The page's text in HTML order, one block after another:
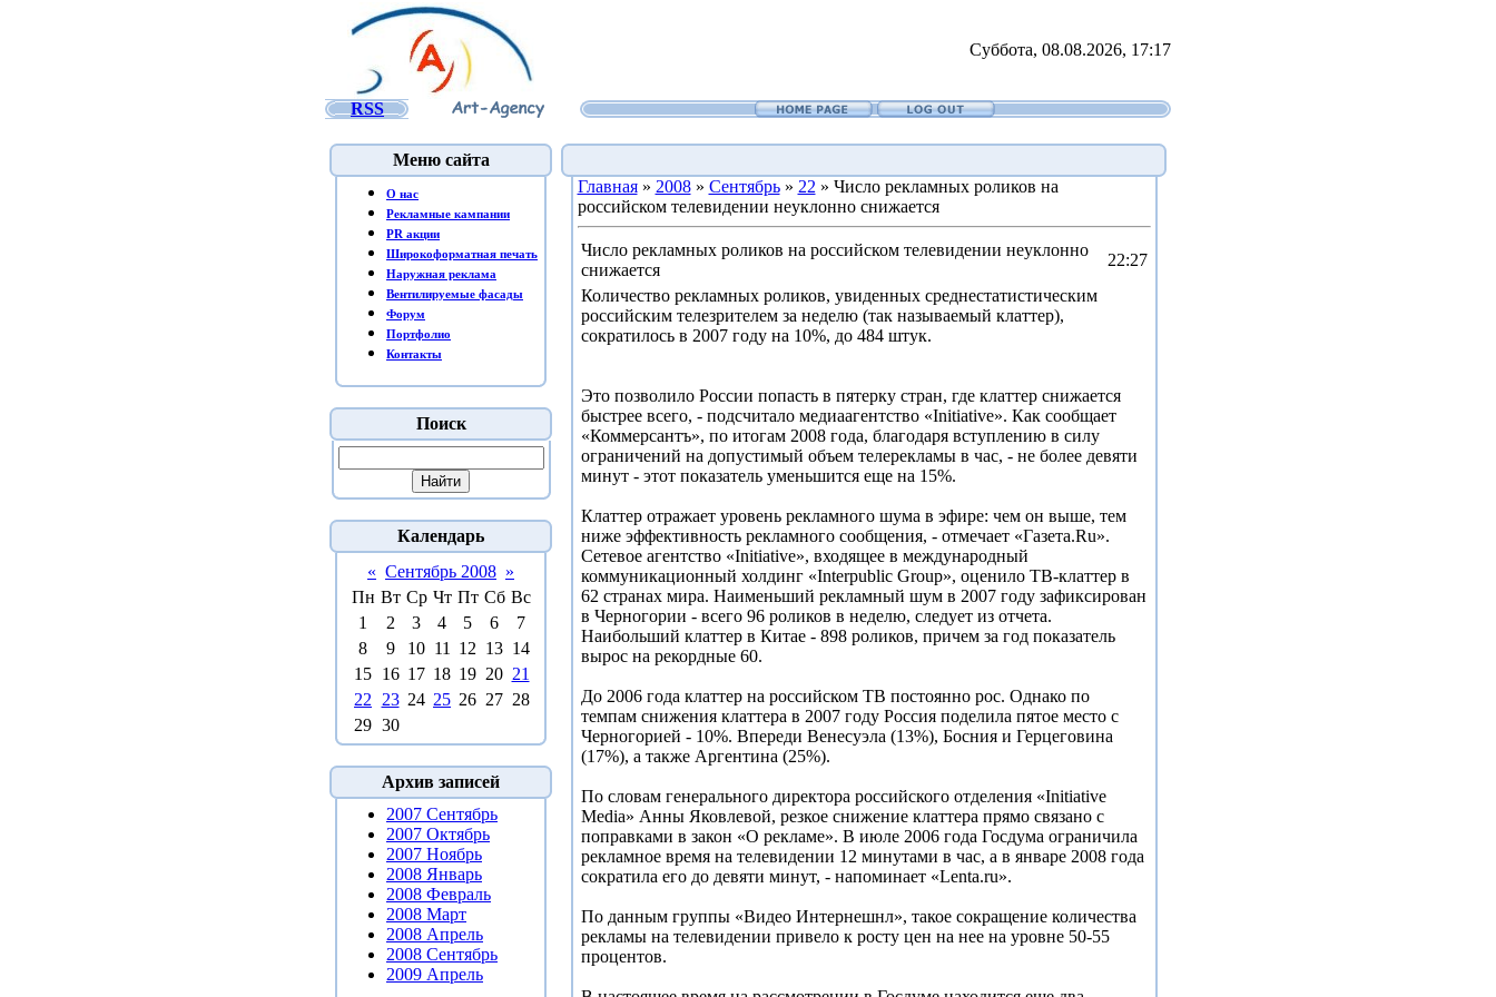
Суббота, 08.08.2026, 17:17
RSS
Меню сайта
O нас
Рекламные кампании
PR акции
Широкоформатная печать
Наружная реклама
Вентилируемые фасады
Форум
Портфолио
Контакты
Поиск
Календарь
« Сентябрь 2008 »
Пн Вт Ср Чт Пт Сб Вс
1
2 3 4 5 6
7
8
9 10 11 12 13 14
15 16 17 18 19 20 21
22
23 24 25 26 27 28
29 30
Архив записей
2007 Сентябрь
2007 Октябрь
2007 Ноябрь
2008 Январь
2008 Февраль
2008 Март
2008 Апрель
2008 Сентябрь
2009 Апрель
Главная» 2008 » Сентябрь » 22 » Число рекламных роликов на
российском телевидении неуклонно снижается
Число рекламных роликов на российском телевидении неуклонно
снижается
22:27
Количество рекламных роликов, увиденных среднестатистическим
российским телезрителем за неделю (так называемый клаттер),
сократилось в 2007 году на 10%, до 484 штук.
Это позволило России попасть в пятерку стран, где клаттер снижается
быстрее всего, - подсчитало медиаагентство «Initiative». Как сообщает
«Коммерсантъ», по итогам 2008 года, благодаря вступлению в силу
ограничений на допустимый объем телерекламы в час, - не более девяти
минут - этот показатель уменьшится еще на 15%.
Клаттер отражает уровень рекламного шума в эфире: чем он выше, тем
ниже эффективность рекламного сообщения, - отмечает «Газета.Ru».
Сетевое агентство «Initiative», входящее в международный
коммуникационный холдинг «Interpublic Group», оценило ТВ-клаттер в
62 странах мира. Наименьший рекламный шум в 2007 году зафиксирован
в Черногории - всего 96 роликов в неделю, следует из отчета.
Наибольший клаттер в Китае - 898 роликов, причем за год показатель
вырос на рекордные 60.
До 2006 года клаттер на российском ТВ постоянно рос. Однако по
темпам снижения клаттера в 2007 году Россия поделила пятое место с
Черногорией - 10%. Впереди Венесуэла (13%), Босния и Герцеговина
(17%), а также Аргентина (25%).
По словам генерального директора российского отделения «Initiative
Media» Анны Яковлевой, резкое снижение клаттера прямо связано с
поправками в закон «О рекламе». В июле 2006 года Госдума ограничила
рекламное время на телевидении 12 минутами в час, а в январе 2008 года
сократила его до девяти минут, - напоминает «Lenta.ru».
По данным группы «Видео Интернешнл», такое сокращение количества
рекламы на телевидении привело к росту цен на нее на уровне 50-55
процентов.